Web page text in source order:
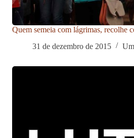
Quem semeia com lágrimas, recolhe
31 de dezembro de 2015